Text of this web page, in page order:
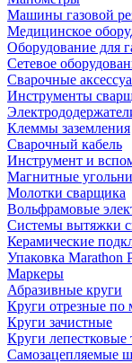
Машины газовой
Медицинское
Оборудование для
Сетевое
Сварочные
Инструменты
Клеммы заземления
Сварочный кабель
Инструмент и
Магнитные
Молотки сварщика
Вольфрамовые
Системы вытяжки
Керамические
Упаковка Marathon
Маркеры
Абразивные круги
Круги отрезные по
Круги зачистные
Круги лепестковые
Самозацепляемые